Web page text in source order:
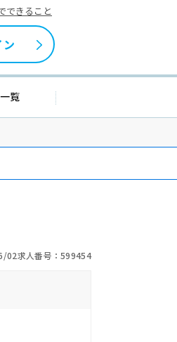
できること
ン
イザー紹介拠点一覧
02求人番号：599454